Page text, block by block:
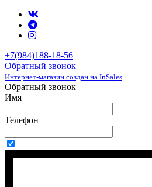
+7(984)188-18-56
Обратный звонок
Интернет-магазин создан на InSales
Обратный звонок
Имя
Телефон